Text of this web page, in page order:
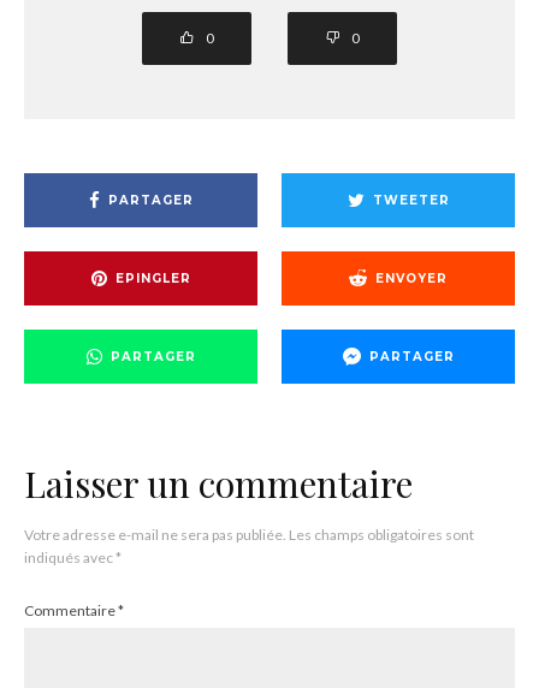
0 0
PARTAGER TWEETER
EPINGLER ENVOYER
PARTAGER PARTAGER
Laisser un commentaire
Votre adresse e-mail ne sera pas publiée. Les champs obligatoires sont
indiqués avec*
Commentaire*